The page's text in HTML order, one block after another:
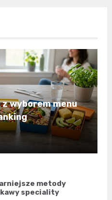
wyborem menu
metody
speciality